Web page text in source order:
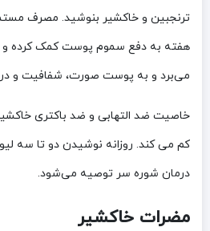
هفته به دفع سموم پوست کمک کرده و
می‌برد و به پوست صورت، شفافیت و
خاصیت ضد التهابی و ضد باکتری
کم می کند. روزانه نوشیدن دو تا سه
درمان شوره سر توصیه می‌شود.
مضرات خاکشیر